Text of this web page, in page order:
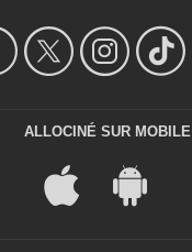
ALLOCINÉ SUR MOBILE